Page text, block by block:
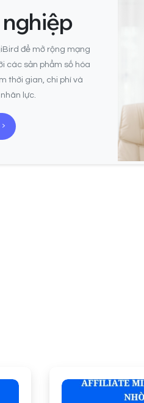
để mở rộng mạng
các sản phẩm số hóa
thời gian, chi phí và
lực.